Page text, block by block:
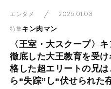
エンタメ 2025.01.03
特集キン肉マン
〈王室・大スクープ〉
徹底した大王教育を受
格した超エリートの兄
ら“失踪”し“伏せられた